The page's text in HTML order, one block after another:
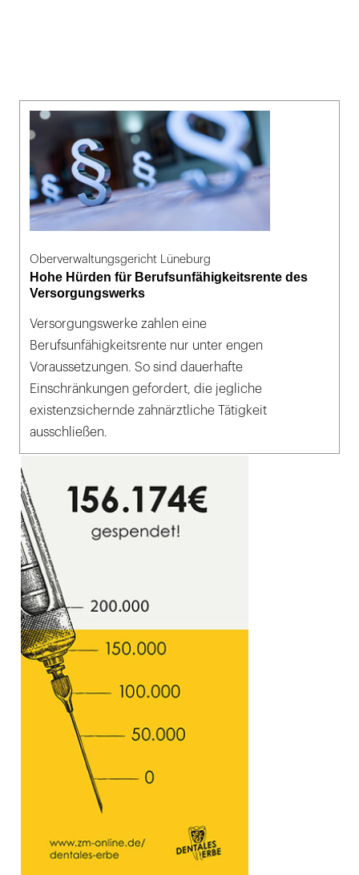
Oberverwaltungsgericht Lüneburg
Hohe Hürden für Berufsunfähigkeitsrente des
Versorgungswerks
Versorgungswerke zahlen eine
Berufsunfähigkeitsrente nur unter engen
Voraussetzungen. So sind dauerhafte
Einschränkungen gefordert, die jegliche
existenzsichernde zahnärztliche Tätigkeit
ausschließen.